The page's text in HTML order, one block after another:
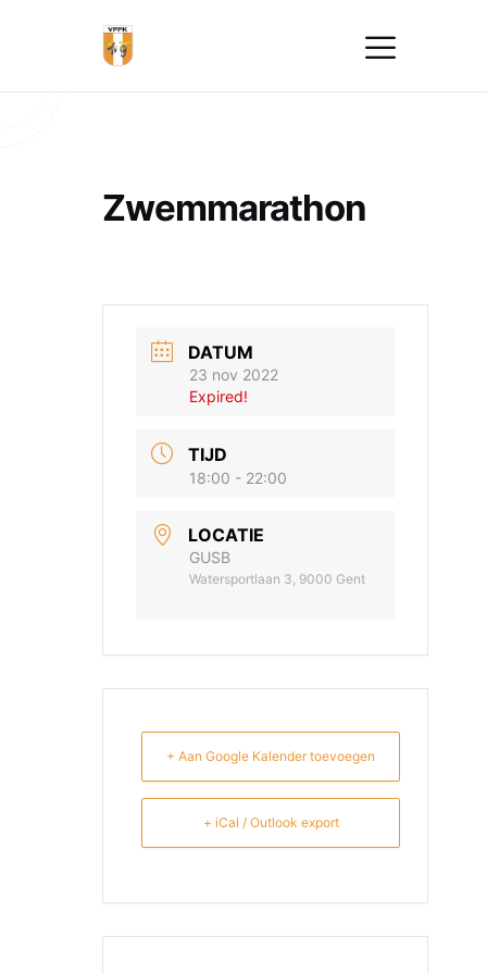
Zwemmarathon
DATUM
23 nov 2022
Expired!
TIJD
18:00 - 22:00
LOCATIE
GUSB
Watersportlaan 3, 9000 Gent
+ Aan Google Kalender toevoegen
+ iCal / Outlook export